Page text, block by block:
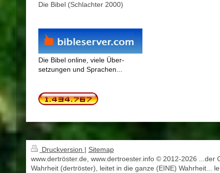
Die Bibel (Schlachter 2000)
Die Bibel online, viele Über-
setzungen und Sprachen...
Druckversion | Sitemap
www.dertröster.de, www.dertroester.info © 2012-2026 ...der
Wahrheit (dertröster), leitet in die ganze (EINE) Wahrheit...